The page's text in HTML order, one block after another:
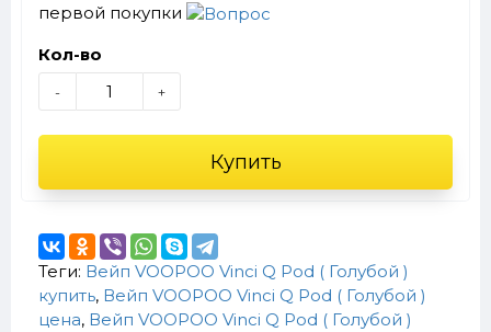
первой покупки
Кол-во
- +
Купить
Теги: Вейп VOOPOO Vinci Q Pod ( Голубой )
купить, Вейп VOOPOO Vinci Q Pod ( Голубой )
цена, Вейп VOOPOO Vinci Q Pod ( Голубой )